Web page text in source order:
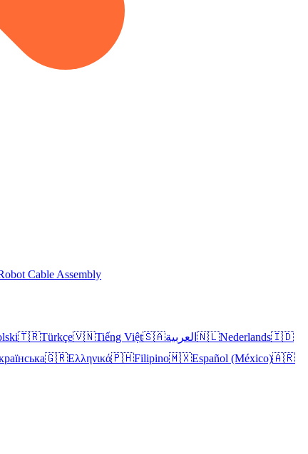
Cable Assembly
🇹🇷Türkçe🇻🇳Tiếng Việt🇸🇦العربية 🇳🇱Nederlands🇮🇩
🇬🇷Ελληνικά🇵🇭Filipino🇲🇽Español (México)🇦🇷